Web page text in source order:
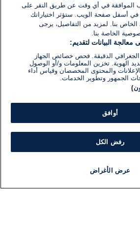
الموافقة في أي وقت عن طريق النقر على
في أسفل صفحة الويب. ستؤثر اختياراتك
الخاص بنا. لمزيد من التفاصيل، يرجى
الخاصة بنا.
البيانات لتقديم:
الجغرافي الدقيقة. فحص خصائص الجهاز
الهوية. تخزين المعلومات و/أو الوصول
والمحتوى المخصصان وقياس أداء
الجمهور وتطوير الخدمات.
أوافق
رفض الكل
عرض الأغراض